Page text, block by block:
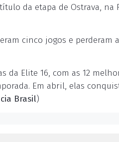
da etapa de Ostrava, na
cinco jogos e perderam
da Elite 16, com as 12
Em abril, elas
Brasil)